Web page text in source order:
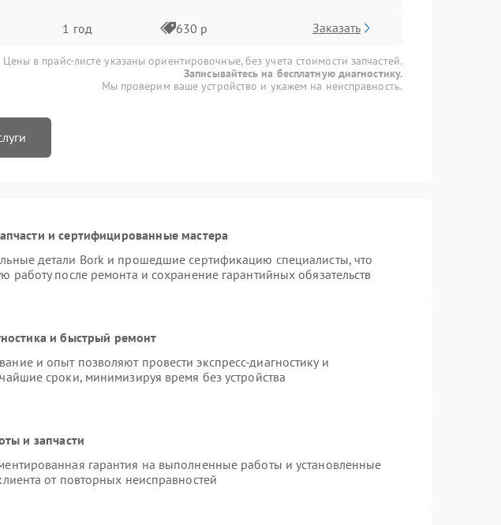
1 год 630 р Заказать
Цены в прайс-листе указаны ориентировочные, без учета стоимости запчастей.
Записывайтесь на бесплатную диагностику.
Мы проверим ваше устройство и укажем на неисправность.
и сертифицированные мастера
детали Bork и прошедшие сертификацию специалисты, что
работу после ремонта и сохранение гарантийных обязательств
и быстрый ремонт
и опыт позволяют провести экспресс-диагностику и
сроки, минимизируя время без устройства
и запчасти
гарантия на выполненные работы и установленные
от повторных неисправностей